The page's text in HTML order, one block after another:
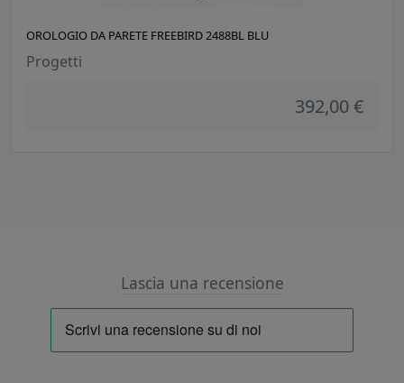
OROLOGIO DA PARETE FREEBIRD 2488BL BLU
Progetti
392,00 €
Lascia una recensione